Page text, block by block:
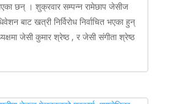
भएका छन् । शुक्रवार सम्पन्न रामेछाप जेसीज
बाट खत्री निर्विरोध निर्वाचित भएका हुन्
जेसी कुमार श्रेष्ठ , र जेसी संगीता श्रेष्ठ